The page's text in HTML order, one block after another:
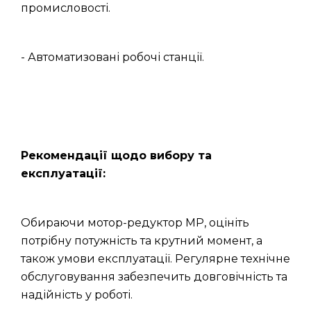
промисловості.
- Автоматизовані робочі станції.
Рекомендації щодо вибору та
експлуатації:
Обираючи мотор-редуктор МР, оцініть
потрібну потужність та крутний момент, а
також умови експлуатації. Регулярне технічне
обслуговування забезпечить довговічність та
надійність у роботі.